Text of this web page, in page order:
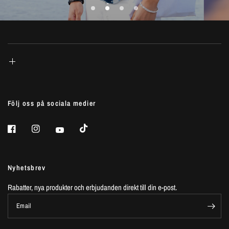
Följ oss på sociala medier
Nyhetsbrev
Rabatter, nya produkter och erbjudanden direkt till din e-post.
Email